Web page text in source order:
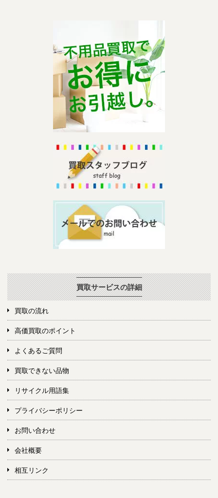
買取サービスの詳細
買取の流れ
高価買取のポイント
よくあるご質問
買取できない品物
リサイクル用語集
プライバシーポリシー
お問い合わせ
会社概要
相互リンク